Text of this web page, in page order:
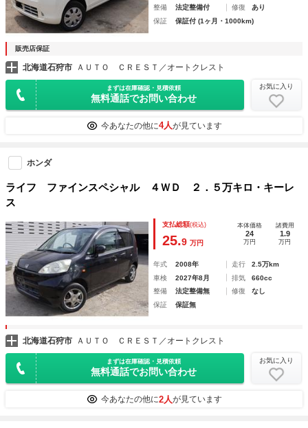
整備
法定整備付 修復
あり
保証
保証付 (1ヶ月・1000km)
販売店保証
北海道石狩市 ＡＵＴＯ ＣＲＥＳＴ／オートクレスト
まずは在庫確認・見積依頼
無料通話でお問い合わせ
お気に入り
今あなたの他に4人が見ています
ホンダ
ライフ ファインスペシャル ４ＷＤ ２．５万キロ・キーレ
ス
支払総額(税込)
25.9 万円
本体価格
24
万円
諸費用
1.9
万円
年式 2008年 走行
2.5万km
車検
2027年8月 排気
660cc
整備
法定整備無 修復
なし
保証
保証無
北海道石狩市 ＡＵＴＯ ＣＲＥＳＴ／オートクレスト
まずは在庫確認・見積依頼
無料通話でお問い合わせ
お気に入り
今あなたの他に2人が見ています